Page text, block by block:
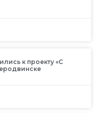
к проекту «С